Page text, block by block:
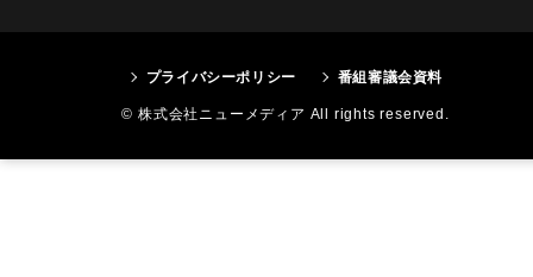
プライバシーポリシー 番組審議会資料
© 株式会社ニューメディア All rights reserved.